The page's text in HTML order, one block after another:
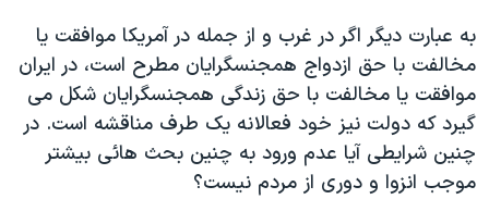
به عبارت ديگر اگر در غرب و از جمله در آمريکا موافقت يا
مخالفت با حق ازدواج همجنسگرايان مطرح است، در ايران
موافقت يا مخالفت با حق زندگی همجنسگرايان شکل می
گیرد که دولت نيز خود فعالانه يک طرف مناقشه است. در
چنين شرايطی آيا عدم ورود به چنین بحث هائی بيشتر
موجب انزوا و دوری از مردم نيست؟